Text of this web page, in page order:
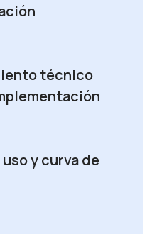
técnico
y curva de